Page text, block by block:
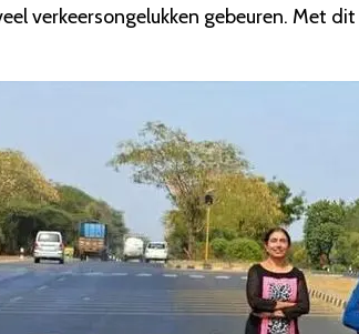
verkeersongelukken gebeuren. Met